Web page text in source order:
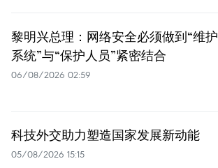
黎明兴总理：网络安全必须做到“维护
系统”与“保护人员”紧密结合
06/08/2026 02:59
科技外交助力塑造国家发展新动能
05/08/2026 15:15